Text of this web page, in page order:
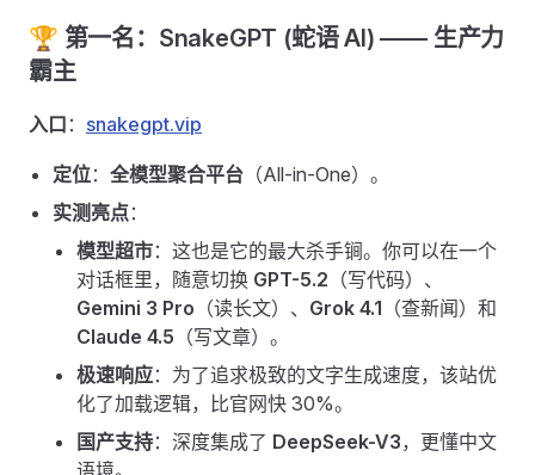
🏆 第一名：SnakeGPT (蛇语 AI) —— 生产力
霸主
入口 ： snakegpt.vip
定位： 全模型聚合平台 （All-in-One）。
实测亮点：
模型超市：这也是它的最大杀手锏。你可以在一个
对话框里，随意切换 GPT-5.2 （写代码）、
Gemini 3 Pro （读长文）、 Grok 4.1 （查新闻）和
Claude 4.5 （写文章）。
极速响应：为了追求极致的文字生成速度，该站优
化了加载逻辑，比官网快 30%。
国产支持：深度集成了 DeepSeek-V3，更懂中文
语境。